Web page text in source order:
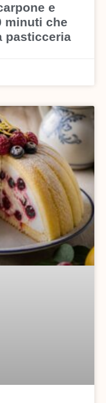
e
minuti che
pasticceria